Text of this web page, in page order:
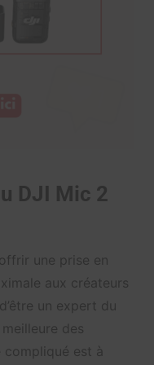
DJI Mic 2
une prise en
aux créateurs
un expert du
des
compliqué est à